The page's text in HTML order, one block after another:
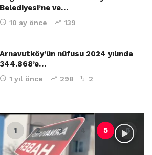
Belediyesi’ne ve…
10 ay önce 139
Arnavutköy’ün nüfusu 2024 yılında
344.868’e…
1 yıl önce 298 2